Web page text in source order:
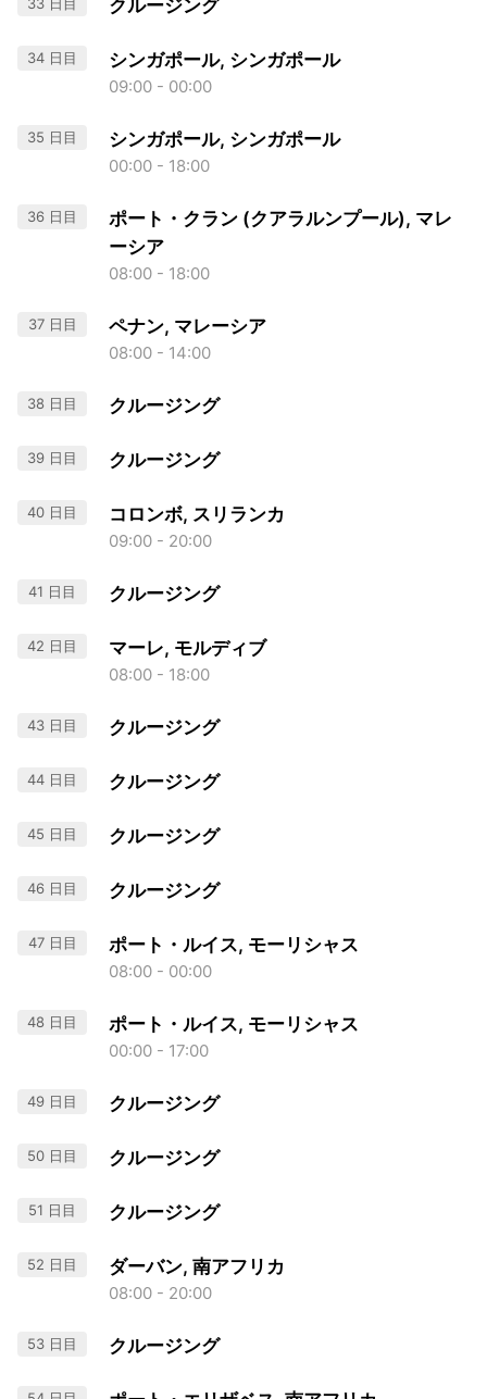
クルージング
34 日目 シンガポール, シンガポール
09:00 - 00:00
35 日目 シンガポール, シンガポール
00:00 - 18:00
36 日目
ポート・クラン (クアラルンプール), マレ
ーシア
08:00 - 18:00
37 日目 ペナン, マレーシア
08:00 - 14:00
38 日目 クルージング
39 日目 クルージング
40 日目 コロンボ, スリランカ
09:00 - 20:00
41 日目 クルージング
42 日目 マーレ, モルディブ
08:00 - 18:00
43 日目 クルージング
44 日目 クルージング
45 日目 クルージング
46 日目 クルージング
47 日目 ポート・ルイス, モーリシャス
08:00 - 00:00
48 日目 ポート・ルイス, モーリシャス
00:00 - 17:00
49 日目 クルージング
50 日目 クルージング
51 日目 クルージング
52 日目 ダーバン, 南アフリカ
08:00 - 20:00
53 日目 クルージング